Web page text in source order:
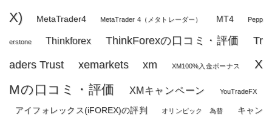
X)
MetaTrader4 MetaTrader 4（メタトレーダー） MT4 Pepp
erstone Thinkforex ThinkForexの口コミ・評価
Tr
aders Trust
xemarkets xm XM100%入金ボーナス
X
Mの口コミ・評価
XMキャンペーン YouTradeFX
アイフォレックス(iFOREX)の評判 オリンピック 為替
キャン